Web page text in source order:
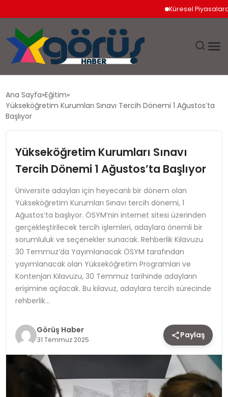
Küresel Piyasalarda
EKONOMI
MAGAZIN
SAĞLIK
SPOR
TEKNOLOJI
YAŞAM
Ana Sayfa Eğitim
Yükseköğretim Kurumları Sınavı Tercih Dönemi 1 Ağustos’ta
Başlıyor
Yükseköğretim Kurumları Sınavı
Tercih Dönemi 1 Ağustos’ta Başlıyor
Üniversite adayları için heyecanlı bir dönem olan
Yükseköğretim Kurumları Sınavı tercih dönemi, 1
Ağustos’ta başlıyor. ÖSYM’nin internet sitesi üzerinden
gerçekleştirilecek tercih işlemleri, adaylara önemli bir
sorumluluk ve seçenekler sunacak. Rehberlik Kılavuzu
30 Temmuz’da Yayımlanacak ÖSYM tarafından
yayımlanacak olan Yükseköğretim Programları ve
Kontenjan Kılavuzu, 30 Temmuz tarihinde adayların
erişimine açılacak. Bu kılavuz, adaylara tercih sürecinde
rehberlik…
Görüş Haber
31 Temmuz 2025 Paylaş